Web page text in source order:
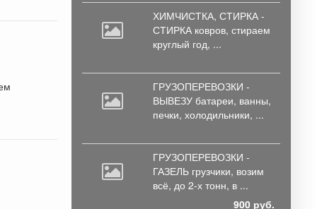
ХИМЧИСТКА, СТИРКА -
СТИРКА ковров, стираем
круглый год, ...
ГРУЗОПЕРЕВОЗКИ -
ВЫВЕЗУ батареи, ванны,
печки, холодильники, ...
ГРУЗОПЕРЕВОЗКИ -
ГАЗЕЛЬ грузчики, возим
всё, до 2-х тонн, в ...
900 руб.